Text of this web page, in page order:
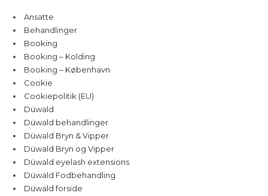
Ansatte
Behandlinger
Booking
Booking – Kolding
Booking – København
Cookie
Cookiepolitik (EU)
Düwald
Düwald behandlinger
Düwald Bryn & Vipper
Düwald Bryn og Vipper
Düwald eyelash extensions
Düwald Fodbehandling
Düwald forside